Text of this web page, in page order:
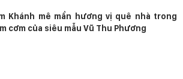
Khánh mê mẩn hương vị quê nhà trong
cơm của siêu mẫu Vũ Thu Phương